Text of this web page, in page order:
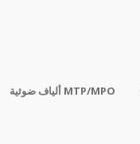
ألياف ضوئية MTP/MPO